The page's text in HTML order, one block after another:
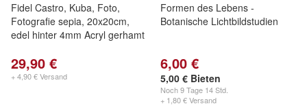
Fidel Castro, Kuba, Foto,
Fotografie sepia, 20x20cm,
edel hinter 4mm Acryl gerhamt
29,90 €
+ 4,90 € Versand
Formen des Lebens -
Botanische Lichtbildstudien
6,00 €
5,00 € Bieten
Noch9 Tage 14 Std.
+ 1,80 € Versand